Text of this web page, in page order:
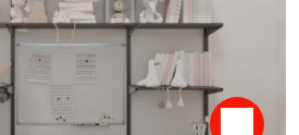
позволяет экономить место,
повседневную жизнь. В
как работает вертикальное
подходит для гардеробных и как
помогают воплотить его в